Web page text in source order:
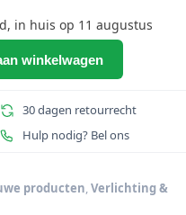
in huis op 11 augustus
winkelwagen
30 dagen retourrecht
Hulp nodig? Bel ons
producten,Verlichting &